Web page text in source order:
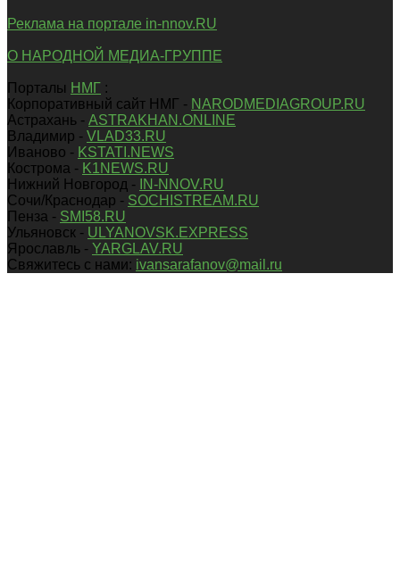
Реклама на портале in-nnov.RU
О НАРОДНОЙ МЕДИА-ГРУППЕ
Порталы НМГ :
Корпоративный сайт НМГ - NARODMEDIAGROUP.RU
Астрахань - ASTRAKHAN.ONLINE
Владимир - VLAD33.RU
Иваново - KSTATI.NEWS
Кострома - K1NEWS.RU
Нижний Новгород -
IN-NNOV.RU
Сочи/Краснодар - SOCHISTREAM.RU
Пенза - SMI58.RU
Ульяновск - ULYANOVSK.EXPRESS
Ярославль - YARGLAV.RU
Свяжитесь с нами: ivansarafanov@mail.ru